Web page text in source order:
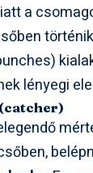
a
lényegi